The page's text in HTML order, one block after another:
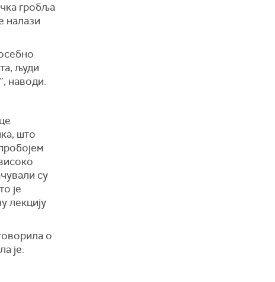
гробља
налази
људи
наводи.
што
су
је
лекцију
о
је.